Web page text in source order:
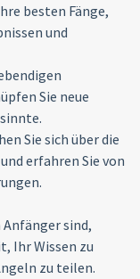
besten Fänge,
und
Sie neue
Sie sich über die
erfahren Sie von
sind,
Ihr Wissen zu
zu teilen.